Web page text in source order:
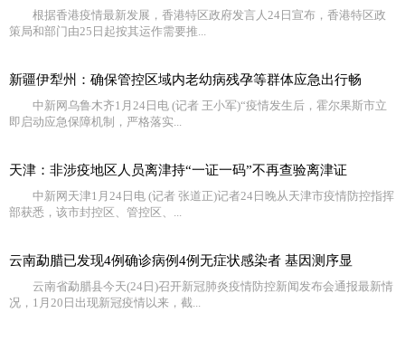
根据香港疫情最新发展，香港特区政府发言人24日宣布，香港特区政
策局和部门由25日起按其运作需要推...
新疆伊犁州：确保管控区域内老幼病残孕等群体应急出行畅
中新网乌鲁木齐1月24日电 (记者 王小军)“疫情发生后，霍尔果斯市立
即启动应急保障机制，严格落实...
天津：非涉疫地区人员离津持“一证一码”不再查验离津证
中新网天津1月24日电 (记者 张道正)记者24日晚从天津市疫情防控指挥
部获悉，该市封控区、管控区、...
云南勐腊已发现4例确诊病例4例无症状感染者 基因测序显
云南省勐腊县今天(24日)召开新冠肺炎疫情防控新闻发布会通报最新情
况，1月20日出现新冠疫情以来，截...